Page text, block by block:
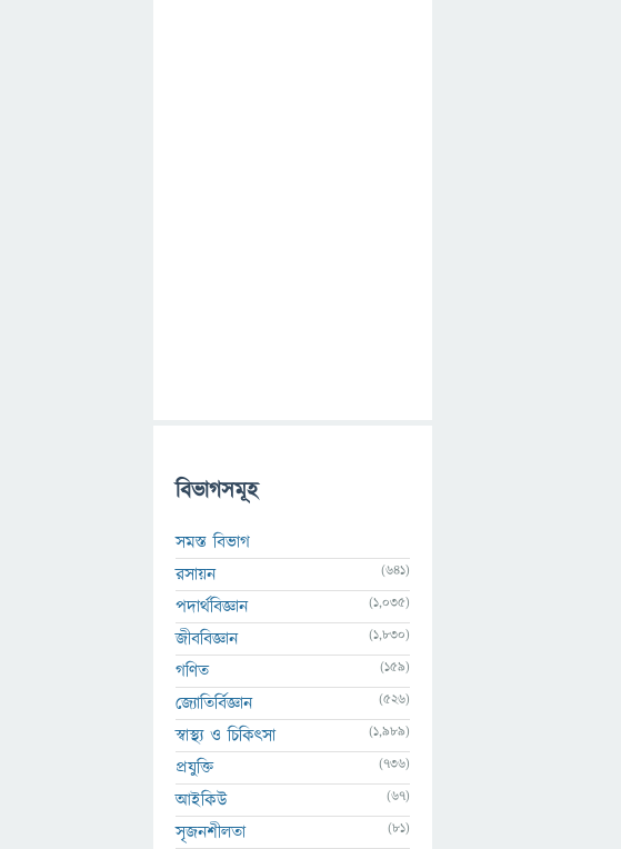
বিভাগসমূহ
সমস্ত বিভাগ
রসায়ন
(641)
পদার্থবিজ্ঞান (1,035)
জীববিজ্ঞান (1,830)
গণিত (159)
জ্যোতির্বিজ্ঞান (526)
স্বাস্থ্য ও চিকিৎসা (1,989)
প্রযুক্তি (736)
আইকিউ (67)
সৃজনশীলতা (81)